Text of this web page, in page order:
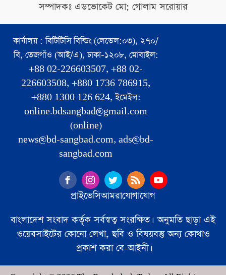
সম্পাদকঃ এডভোকেট মো: গোলাম সরোয়ার
কার্যালয় : বিটিটিসি বিল্ডিং (লেভেল:০৩), ২৭০/
বি, তেজগাঁও (আই/এ), ঢাকা-১২০৮, মোবাইল:
+88 02-226603507, +88 02-
226603508, +880 1736 786915,
+880 1300 126 624, ইমেইল:
online.bdsangbad@gmail.com
(online)
news@bd-sangbad.com, ads@bd-
sangbad.com
প্রাইভেসিআমরাযোগাযোগ
বাংলাদেশ সংবাদ কর্তৃক সর্বস্বত্ব সংরক্ষিত। অনুমতি ছাড়া এই
ওয়েবসাইটের কোনো লেখা, ছবি ও বিষয়বস্তু অন্য কোথাও
প্রকাশ করা বে-আইনী।